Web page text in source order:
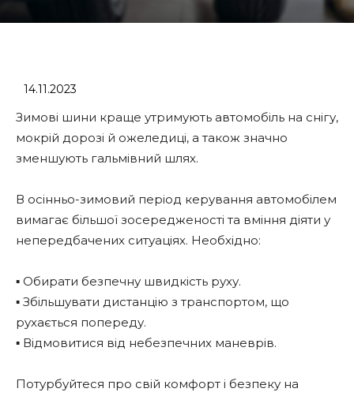
14.11.2023
Зимові шини краще утримують автомобіль на снігу,
мокрій дорозі й ожеледиці, а також значно
зменшують гальмівний шлях.
В осінньо-зимовий період керування автомобілем
вимагає більшої зосередженості та вміння діяти у
непередбачених ситуаціях. Необхідно:
▪️ Обирати безпечну швидкість руху.
▪️ Збільшувати дистанцію з транспортом, що
рухається попереду.
▪️ Відмовитися від небезпечних маневрів.
Потурбуйтеся про свій комфорт і безпеку на